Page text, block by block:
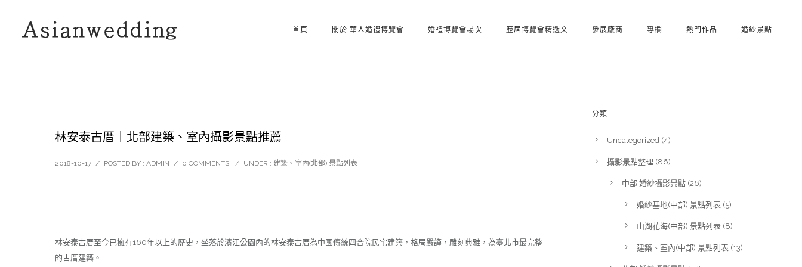
首頁 關於 華人婚禮博覽會 婚禮博覽會場次 歷屆博覽會精選文 參展廠商 專欄 熱門作品 婚紗景點
林安泰古厝｜北部建築、室內攝影景點推薦
2018-10-17 / POSTED BY : ADMIN / 0 COMMENTS / UNDER : 建築、室內(北部) 景點列表
林安泰古厝至今已擁有160年以上的歷史，坐落於濱江公園內的林安泰古厝為中國傳統四合院民宅建築，格局嚴謹，雕刻典雅，為臺北市最完整
的古厝建築。
分類
Uncategorized (4)
攝影景點整理 (86)
中部 婚紗攝影景點 (26)
婚紗基地(中部) 景點列表 (5)
山湖花海(中部) 景點列表 (8)
建築、室內(中部) 景點列表 (13)